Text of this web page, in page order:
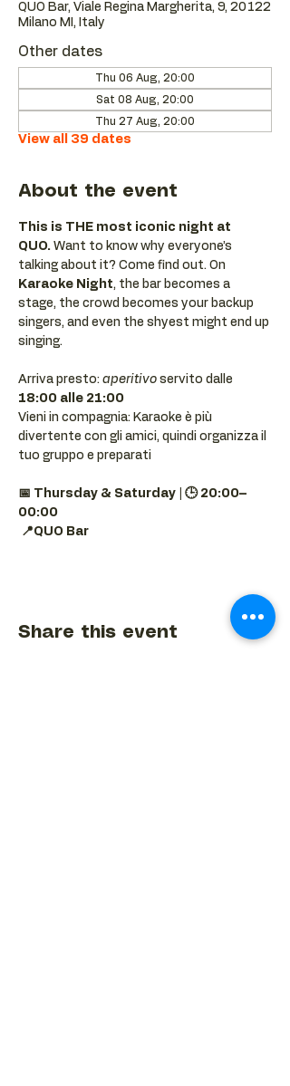
QUO Bar, Viale Regina Margherita, 9, 20122
Milano MI, Italy
Other dates
Thu 06 Aug, 20:00
Sat 08 Aug, 20:00
Thu 27 Aug, 20:00
View all 39 dates
About the event
This is THE most iconic night at
QUO. Want to know why everyone’s
talking about it? Come find out. On
Karaoke Night, the bar becomes a
stage, the crowd becomes your backup
singers, and even the shyest might end up
singing.
Arriva presto: aperitivo servito dalle
18:00 alle 21:00
Vieni in compagnia: Karaoke è più
divertente con gli amici, quindi organizza il
tuo gruppo e preparati
📅 Thursday & Saturday | 🕒 20:00–
00:00
📍QUO Bar
Share this event